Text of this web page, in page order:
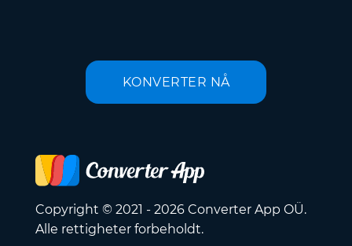
KONVERTER NÅ
Copyright © 2021 - 2026 Converter App OÜ.
Alle rettigheter forbeholdt.